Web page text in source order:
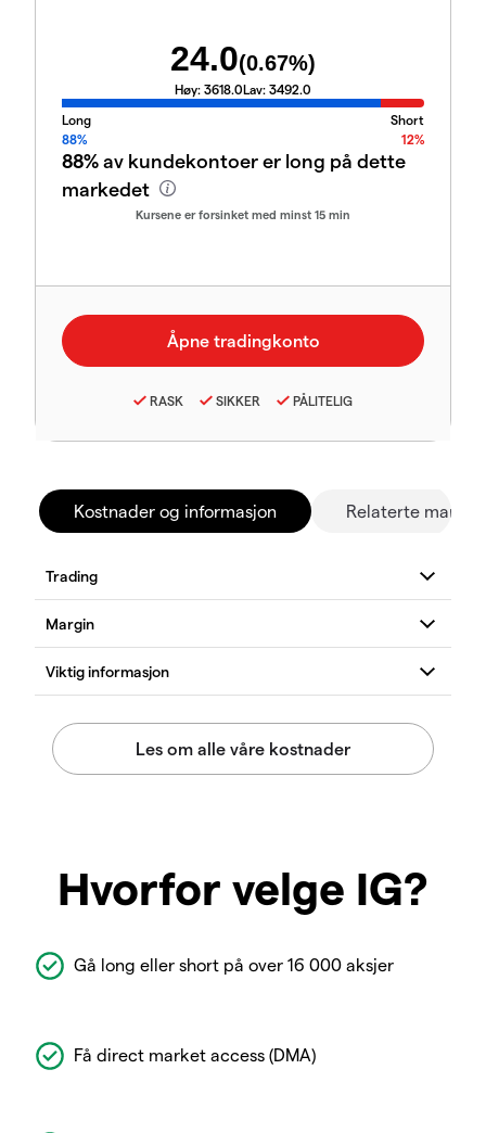
24.0(0.67%)
Høy: 3618.0Lav: 3492.0
Long
Short
88%
12%
88%av kundekontoer er long på dette
markedet
Kursene er forsinket med minst 15 min
RASK SIKKER PÅLITELIG
Kostnader og informasjon Relaterte
Hvorfor velge IG?
Gå long eller short på over 16 000 aksjer
Få direct market access (DMA)